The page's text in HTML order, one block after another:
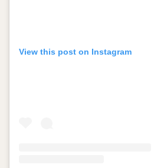
View this post on Instagram